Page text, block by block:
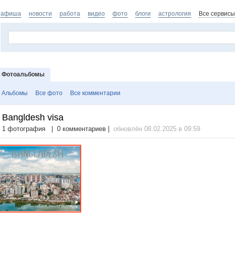
афиша новости работа видео фото блоги астрология Все сервисы
Фотоальбомы
Альбомы Все фото Все комментарии
Bangldesh visa
1 фотография | 0 комментариев | обновлён 08.02.2025 в 09:59